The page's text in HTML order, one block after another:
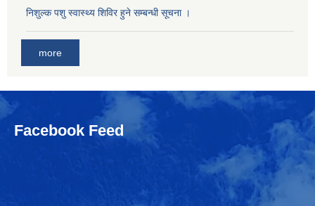
निशुल्क पशु स्वास्थ्य शिविर हुने सम्बन्धी सूचना ।
more
Facebook Feed